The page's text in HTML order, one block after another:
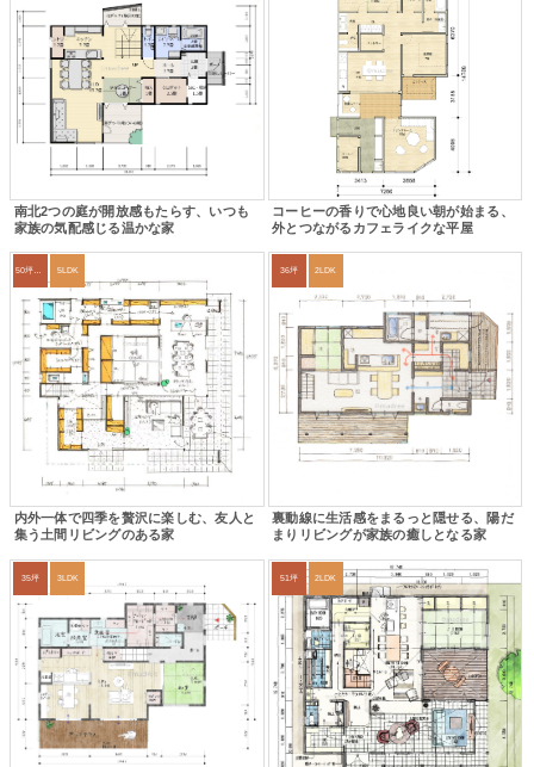
南北2つの庭が開放感もたらす、いつも
家族の気配感じる温かな家
コーヒーの香りで心地良い朝が始まる、
外とつながるカフェライクな平屋
5LDK
内外一体で四季を贅沢に楽しむ、友人と
集う土間リビングのある家
36坪 2LDK
裏動線に生活感をまるっと隠せる、陽だ
まりリビングが家族の癒しとなる家
35坪 3LDK 51坪 2LDK